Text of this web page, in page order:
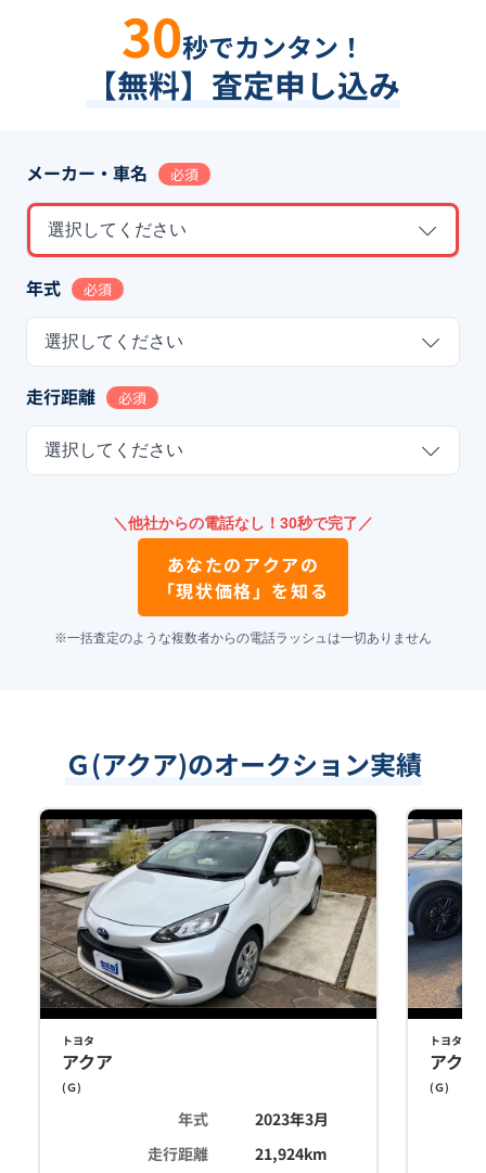
30秒でカンタン！
【無料】査定申し込み
メーカー・車名 必須
選択してください
年式 必須
選択してください
走行距離 必須
選択してください
＼他社からの電話なし！30秒で完了／
あなたのアクアの
「現状価格」を知る
※一括査定のような複数者からの電話ラッシュは一切ありません
Ｇ(アクア)のオークション実績
トヨタ
アクア
(Ｇ)
年式
2023年3月
走行距離
21,924km
トヨタ
アクア
(Ｇ)